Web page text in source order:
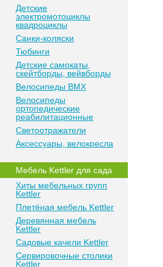
Детские
электромотоциклы
квадроциклы
Санки-коляски
Тюбинги
Детские самокаты,
скейтборды, вейвборды
Велосипеды BMX
Велосипеды
ортопедические
реабилитационные
Светоотражатели
Аксессуары, велокресла
Мебель Kettler для сада
Хиты мебельных групп
Kettler
Плетёная мебель Kettler
Деревянная мебель
Kettler
Садовые качели Kettler
Сeрвирoвочные cтoлики
Kettler